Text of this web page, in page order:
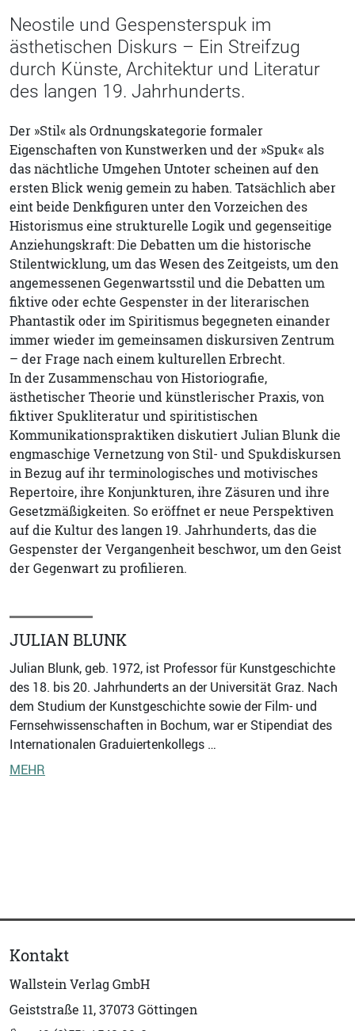
Neostile und Gespensterspuk im
ästhetischen Diskurs – Ein Streifzug
durch Künste, Architektur und Literatur
des langen 19. Jahrhunderts.
Der »Stil« als Ordnungskategorie formaler
Eigenschaften von Kunstwerken und der »Spuk« als
das nächtliche Umgehen Untoter scheinen auf den
ersten Blick wenig gemein zu haben. Tatsächlich aber
eint beide Denkfiguren unter den Vorzeichen des
Historismus eine strukturelle Logik und gegenseitige
Anziehungskraft: Die Debatten um die historische
Stilentwicklung, um das Wesen des Zeitgeists, um den
angemessenen Gegenwartsstil und die Debatten um
fiktive oder echte Gespenster in der literarischen
Phantastik oder im Spiritismus begegneten einander
immer wieder im gemeinsamen diskursiven Zentrum
– der Frage nach einem kulturellen Erbrecht.
In der Zusammenschau von Historiografie,
ästhetischer Theorie und künstlerischer Praxis, von
fiktiver Spukliteratur und spiritistischen
Kommunikationspraktiken diskutiert Julian Blunk die
engmaschige Vernetzung von Stil- und Spukdiskursen
in Bezug auf ihr terminologisches und motivisches
Repertoire, ihre Konjunkturen, ihre Zäsuren und ihre
Gesetzmäßigkeiten. So eröffnet er neue Perspektiven
auf die Kultur des langen 19. Jahrhunderts, das die
Gespenster der Vergangenheit beschwor, um den Geist
der Gegenwart zu profilieren.
JULIAN BLUNK
Julian Blunk, geb. 1972, ist Professor für Kunstgeschichte
des 18. bis 20. Jahrhunderts an der Universität Graz. Nach
dem Studium der Kunstgeschichte sowie der Film- und
Fernsehwissenschaften in Bochum, war er Stipendiat des
Internationalen Graduiertenkollegs …
MEHR
Kontakt
Wallstein Verlag GmbH
Geiststraße 11, 37073 Göttingen